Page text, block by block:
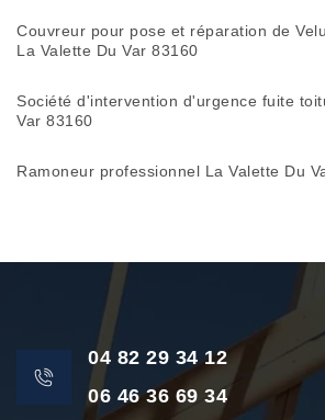
Couvreur pour pose et réparation de
La Valette Du Var 83160
Société d'intervention d'urgence fuite
Var 83160
Ramoneur professionnel La Valette Du
04 82 29 34 12
06 46 36 69 34